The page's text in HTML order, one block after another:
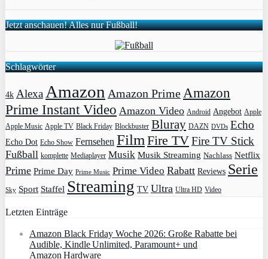
Jetzt anschauen! Alles nur Fußball!
Schlagwörter
4k AlexaAmazon Amazon PrimeAmazon
Prime Instant Video Amazon Video Android Angebot Apple
Apple Music Apple TV Black Friday Blockbuster Bluray DAZN DVDs Echo
Echo Dot Echo Show Fernsehen FilmFire TVFire TV Stick
Fußball komplette Mediaplayer Musik Musik Streaming Nachlass Netflix
Prime Prime Day Prime Music Prime Video Rabatt Reviews Serie
Sky Sport Staffel Streaming TV Ultra Ultra HD Video
Letzten Einträge
Amazon Black Friday Woche 2026: Große Rabatte bei
Audible, Kindle Unlimited, Paramount+ und
Amazon Hardware